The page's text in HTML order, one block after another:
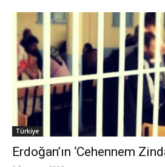
Türkiye
Erdoğan’ın ‘Cehennem